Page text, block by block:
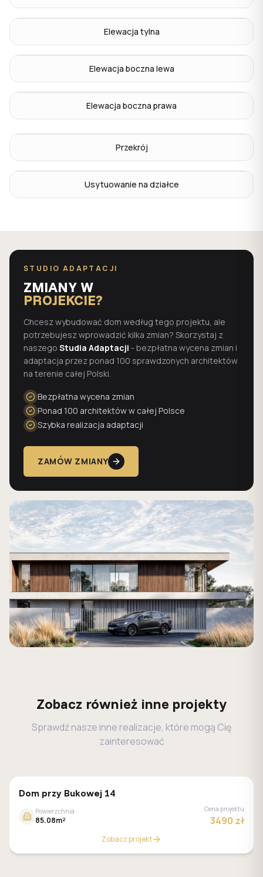
Elewacja tylna
Elewacja boczna lewa
Elewacja boczna prawa
Przekrój
Usytuowanie na działce
STUDIO ADAPTACJI
ZMIANY W
PROJEKCIE?
Chcesz wybudować dom według tego projektu, ale
potrzebujesz wprowadzić kilka zmian? Skorzystaj z
naszego Studia Adaptacji - bezpłatna wycena zmian i
adaptacja przez ponad 100 sprawdzonych architektów
na terenie całej Polski.
Bezpłatna wycena zmian
Ponad 100 architektów w całej Polsce
Szybka realizacja adaptacji
ZAMÓW ZMIANY
Zobacz również inne projekty
Sprawdź nasze inne realizacje, które mogą Cię
zainteresować
GALERIA DOMÓW
Dom przy Bukowej 14
Powierzchnia
85.08m²
Cena projektu
3490 zł
Zobacz projekt